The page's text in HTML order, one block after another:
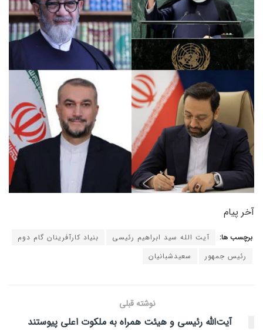
آخر پیام
برچسب ها: آیت الله سید ابراهیم رئیسی
بنیاد کارآفرینان گام دوم
رئیس جمهور
سعیدشبانیان
نوشته قبلی
آیت‌الله رئیسی و هیئت همراه به ملکوت اعلی پیوستند